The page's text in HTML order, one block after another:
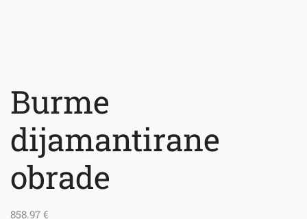
Burme
dijamantirane
obrade
858.97 €